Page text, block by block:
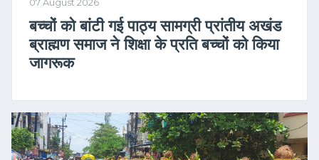
07 August 2026
बच्चों को बांटी गई पाठ्य सामग्री प्रांतीय अखंड
ब्राह्मण समाज ने शिक्षा के प्रति बच्चों को किया
जागरूक